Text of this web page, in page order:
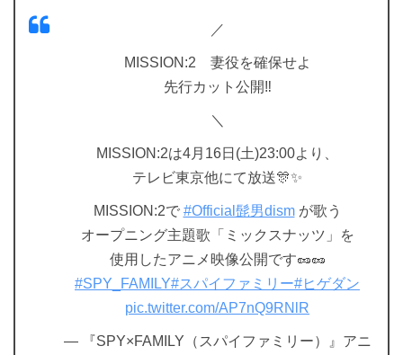
／
MISSION:2 妻役を確保せよ
先行カット公開‼️
＼
MISSION:2は4月16日(土)23:00より、
テレビ東京他にて放送🎊✨
MISSION:2で #Official髭男dismが歌う
オープニング主題歌「ミックスナッツ」を
使用したアニメ映像公開です🥜🥜
#SPY_FAMILY#スパイファミリー#ヒゲダン
pic.twitter.com/AP7nQ9RNlR
— 『SPY×FAMILY（スパイファミリー）』アニ